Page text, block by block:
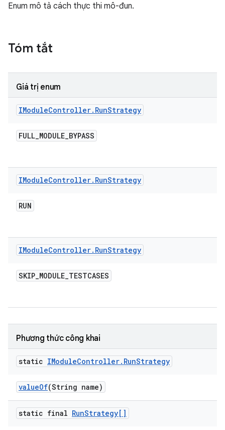
Enum mô tả cách thực thi mô-đun.
Tóm tắt
Giá trị enum
IModuleController. RunStrategy
FULL_MODULE_BYPASS
IModuleController. RunStrategy
RUN
IModuleController. RunStrategy
SKIP_MODULE_TESTCASES
Phương thức công khai
static IModuleController. RunStrategy
valueOf(String name)
static final RunStrategy[]